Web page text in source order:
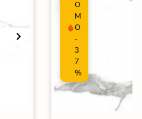
O
M
O
-
3
7
%